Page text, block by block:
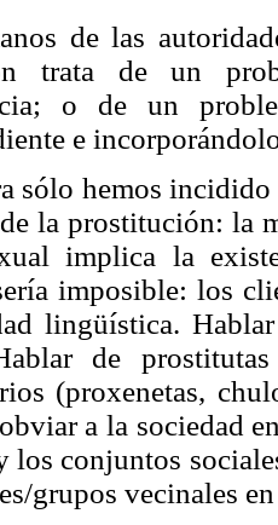
de las
trata de un
o de un
e
sólo hemos
la prostitución: la
implica la
imposible: los
lingüística.
de
(proxenetas,
a la sociedad
los conjuntos
grupos vecinales